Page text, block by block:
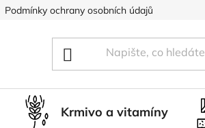
Podmínky ochrany osobních údajů
Krmivo a vitamíny